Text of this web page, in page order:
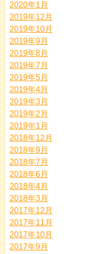
2020年1月
2019年12月
2019年10月
2019年9月
2019年8月
2019年7月
2019年5月
2019年4月
2019年3月
2019年2月
2019年1月
2018年12月
2018年9月
2018年7月
2018年6月
2018年4月
2018年3月
2017年12月
2017年11月
2017年10月
2017年9月